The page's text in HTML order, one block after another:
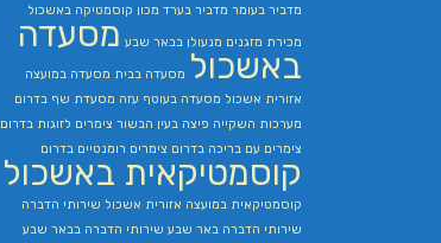
מדביר בעומר מדביר בערד מכון קוסמטיקה באשכול
מכירת מזגנים מנעולן בבאר שבע מסעדה
באשכול מסעדה בבית מסעדה במועצה
אזורית אשכול מסעדה בעוטף עזה מסעדת שף בדרום
מערכות השקייה פיצה בעין הבשור צימרים לזוגות בדרום
צימרים עם בריכה בדרום צימרים רומנטיים בדרום
קוסמטיקאית באשכול
קוסמטיקאית במועצה אזורית אשכול שירותי הדברה
שירותי הדברה באר שבע שירותי הדברה בבאר שבע